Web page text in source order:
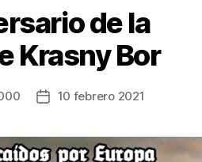
de la
Krasny Bor
10 febrero 2021